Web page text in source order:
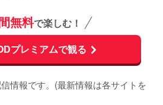
無料で楽しむ！
プレミアムで観る
情報です。(最新情報は各サイトを